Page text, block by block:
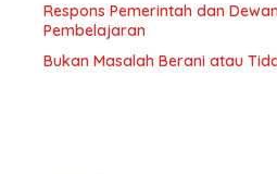
Respons Pemerintah dan
Pembelajaran
Bukan Masalah Berani atau